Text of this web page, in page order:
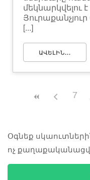
մեկնարկվելու
[...]
ԱՎԵԼԻՆ...
7
Օգնեք
ոչ